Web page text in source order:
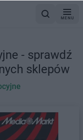
MENU
- sprawdź
sklepów